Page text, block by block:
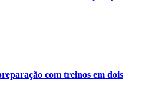
com treinos em dois